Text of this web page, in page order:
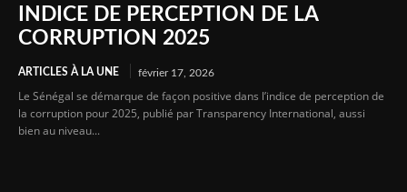
INDICE DE PERCEPTION DE LA
CORRUPTION 2025
ARTICLES À LA UNE février 17, 2026
Le Sénégal se démarque de façon positive dans l’indice de perception de
la corruption pour 2025, publié par Transparency International, aussi
bien au niveau...